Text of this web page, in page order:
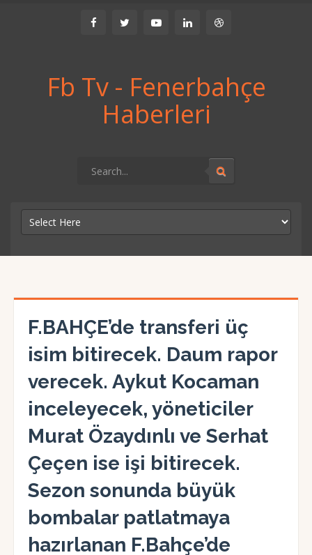
Fb Tv - Fenerbahçe
Haberleri
F.BAHÇE’de transferi üç
isim bitirecek. Daum rapor
verecek. Aykut Kocaman
inceleyecek, yöneticiler
Murat Özaydınlı ve Serhat
Çeçen ise işi bitirecek.
Sezon sonunda büyük
bombalar patlatmaya
hazırlanan F.Bahçe’de